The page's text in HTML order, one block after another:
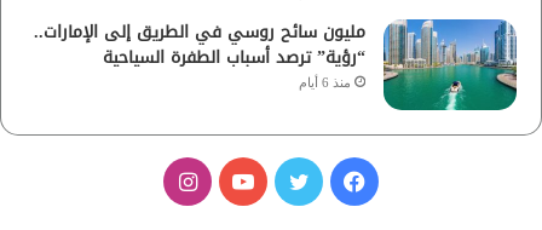
مليون سائح روسي في الطريق إلى الإمارات..
“رؤية” ترصد أسباب الطفرة السياحية
منذ 6 أيام